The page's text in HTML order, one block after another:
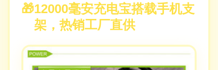
12000毫安充电宝搭载手机支
架，热销工厂直供